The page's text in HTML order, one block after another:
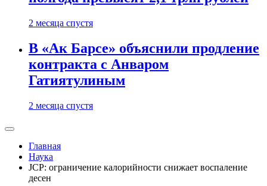
2 месяца спустя
В «Ак Барсе» объяснили продление
контракта с Анваром
Гатиятулиным
2 месяца спустя
Главная
Наука
JCP: ограничение калорийности снижает воспаление
десен